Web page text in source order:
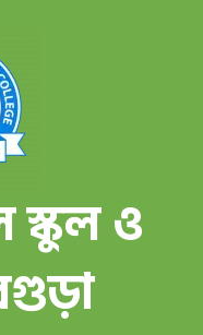
স্কুল ও